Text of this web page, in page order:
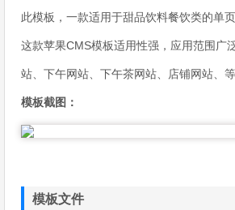
此模板，一款适用于甜品饮料餐饮类的单
这款苹果CMS模板适用性强，应用范围广
站、下午网站、下午茶网站、店铺网站、等
模板截图：
模板文件